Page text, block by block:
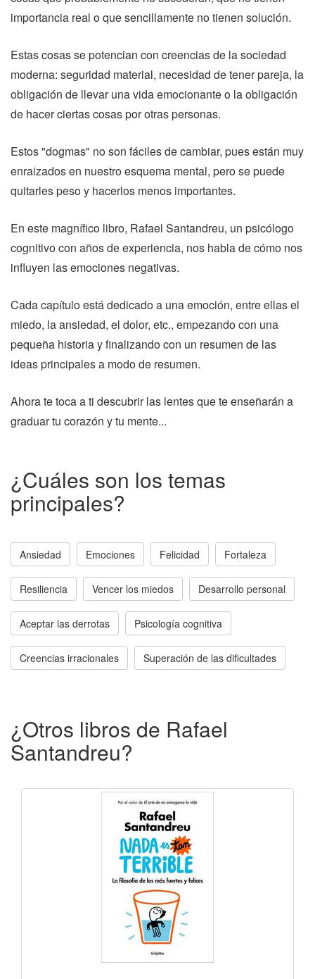
importancia real o que sencillamente no tienen solución.
Estas cosas se potencian con creencias de la sociedad
moderna: seguridad material, necesidad de tener pareja, la
obligación de llevar una vida emocionante o la obligación
de hacer ciertas cosas por otras personas.
Estos "dogmas" no son fáciles de cambiar, pues están muy
enraizados en nuestro esquema mental, pero se puede
quitarles peso y hacerlos menos importantes.
En este magnífico libro, Rafael Santandreu, un psicólogo
cognitivo con años de experiencia, nos habla de cómo nos
influyen las emociones negativas.
Cada capítulo está dedicado a una emoción, entre ellas el
miedo, la ansiedad, el dolor, etc., empezando con una
pequeña historia y finalizando con un resumen de las
ideas principales a modo de resumen.
Ahora te toca a ti descubrir las lentes que te enseñarán a
graduar tu corazón y tu mente...
¿Cuáles son los temas
principales?
Ansiedad Emociones Felicidad Fortaleza
Resiliencia Vencer los miedos Desarrollo personal
Aceptar las derrotas Psicología cognitiva
Creencias irracionales Superación de las dificultades
¿Otros libros de Rafael
Santandreu?